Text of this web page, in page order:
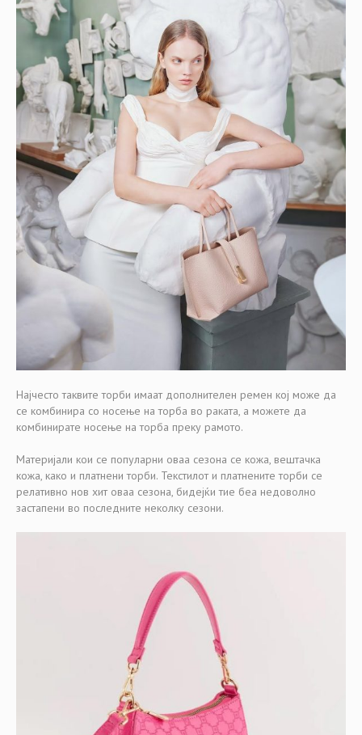
Најчесто таквите торби имаат дополнителен ремен кој може да
се комбинира со носење на торба во раката, а можете да
комбинирате носење на торба преку рамото.
Материјали кои се популарни оваа сезона се кожа, вештачка
кожа, како и платнени торби. Текстилот и платнените торби се
релативно нов хит оваа сезона, бидејќи тие беа недоволно
застапени во последните неколку сезони.